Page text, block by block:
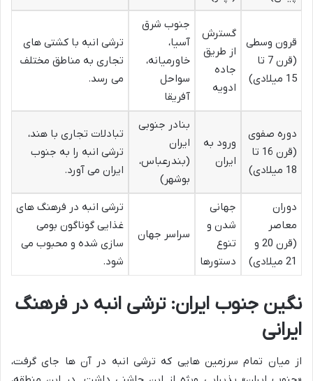
قرون وسطی
(قرن 7 تا
15 میلادی)
گسترش
از طریق
جاده
ادویه
جنوب شرق
آسیا،
خاورمیانه،
سواحل
آفریقا
ترشی انبه با کشتی های
تجاری به مناطق مختلف
می رسد.
دوره صفوی
(قرن 16 تا
18 میلادی)
ورود به
ایران
بنادر جنوبی
ایران
(بندرعباس،
بوشهر)
تبادلات تجاری با هند،
ترشی انبه را به جنوب
ایران می آورد.
دوران
معاصر
(قرن 20 و
21 میلادی)
جهانی
شدن و
تنوع
دستورها
سراسر جهان
ترشی انبه در فرهنگ های
غذایی گوناگون بومی
سازی شده و محبوب می
شود.
نگین جنوب ایران: ترشی انبه در فرهنگ
ایرانی
از میان تمام سرزمین هایی که ترشی انبه در آن ها جای گرفت،